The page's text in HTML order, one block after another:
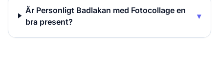
Är Personligt Badlakan med Fotocollage en
bra present?
▾